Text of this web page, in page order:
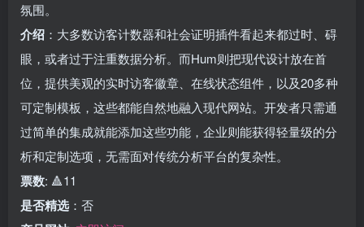
氛围。
介绍 ：大多数访客计数器和社会证明插件看起来都过时、碍
眼，或者过于注重数据分析。而Hum则把现代设计放在首
位，提供美观的实时访客徽章、在线状态组件，以及20多种
可定制模板，这些都能自然地融入现代网站。开发者只需通
过简单的集成就能添加这些功能，企业则能获得轻量级的分
析和定制选项，无需面对传统分析平台的复杂性。
票数: 🔺11
是否精选 ：否